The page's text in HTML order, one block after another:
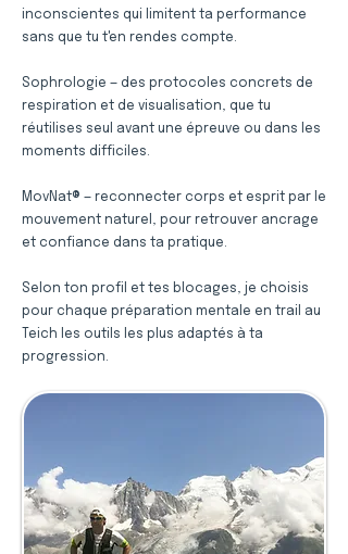
inconscientes qui limitent ta performance
sans que tu t'en rendes compte.
Sophrologie — des protocoles concrets de
respiration et de visualisation, que tu
réutilises seul avant une épreuve ou dans les
moments difficiles.
MovNat® — reconnecter corps et esprit par le
mouvement naturel, pour retrouver ancrage
et confiance dans ta pratique.
Selon ton profil et tes blocages, je choisis
pour chaque préparation mentale en trail au
Teich les outils les plus adaptés à ta
progression.